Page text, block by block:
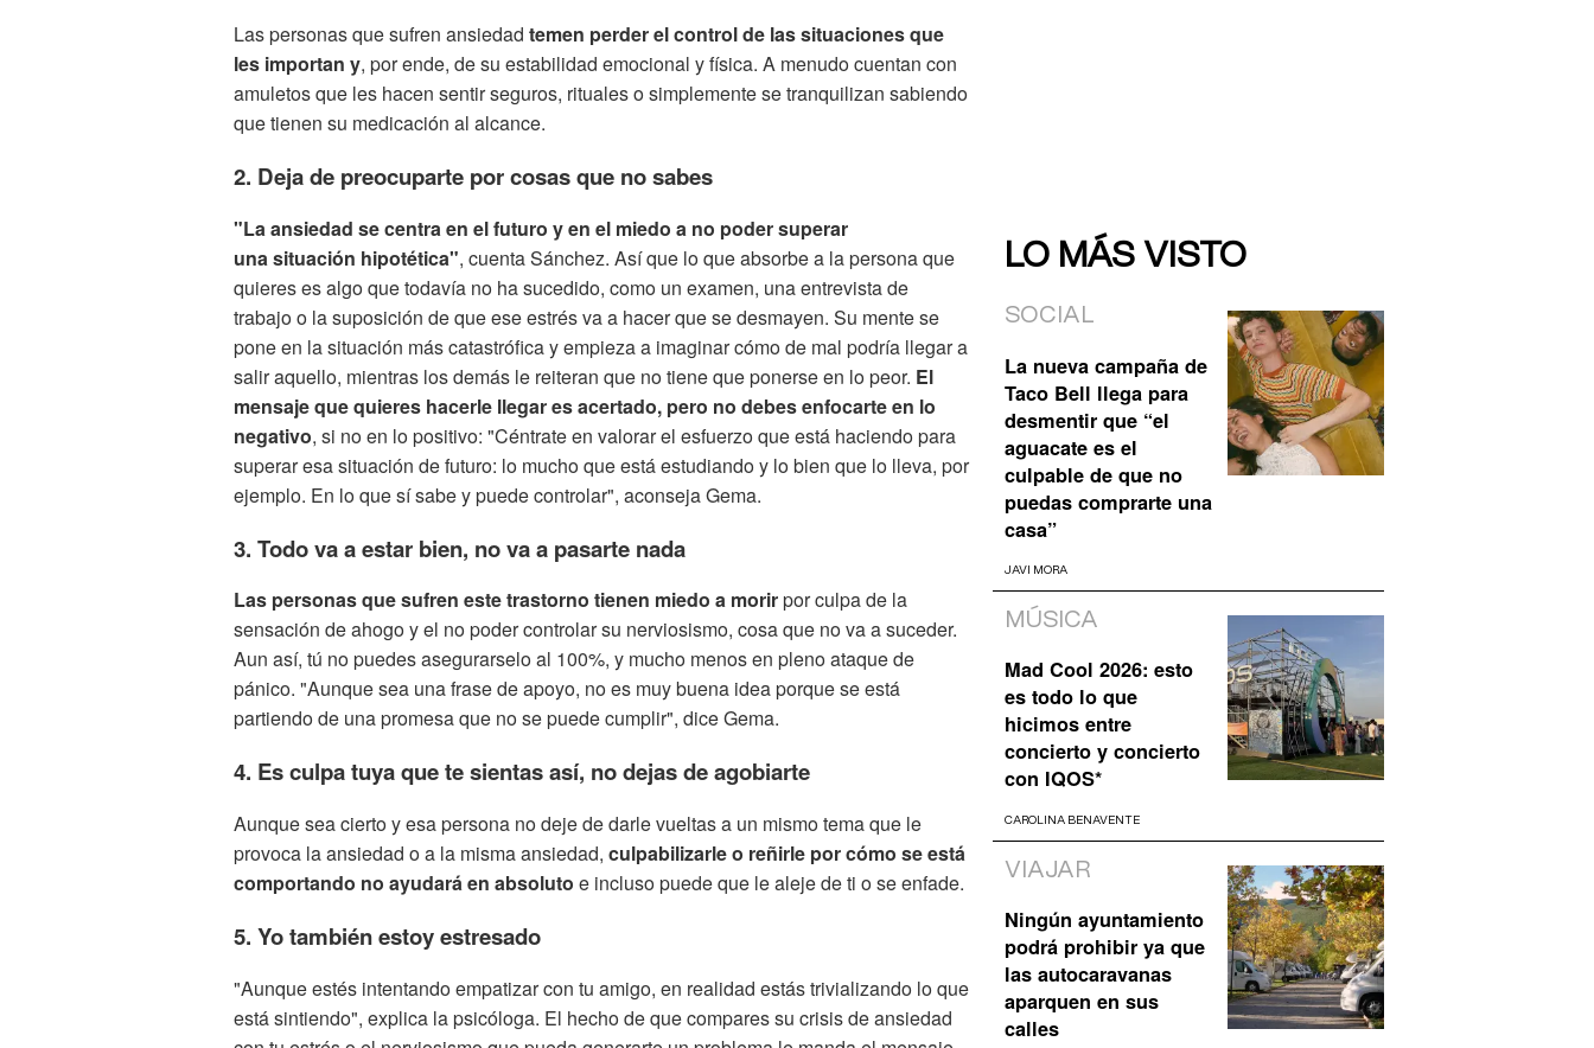
Las personas que sufren ansiedad temen perder el control de las situaciones que
les importan y, por ende, de su estabilidad emocional y física. A menudo cuentan con
amuletos que les hacen sentir seguros, rituales o simplemente se tranquilizan sabiendo
que tienen su medicación al alcance.
2. Deja de preocuparte por cosas que no sabes
"La ansiedad se centra en el futuro y en el miedo a no poder superar
una situación hipotética", cuenta Sánchez. Así que lo que absorbe a la persona que
quieres es algo que todavía no ha sucedido, como un examen, una entrevista de
trabajo o la suposición de que ese estrés va a hacer que se desmayen. Su mente se
pone en la situación más catastrófica y empieza a imaginar cómo de mal podría llegar a
salir aquello, mientras los demás le reiteran que no tiene que ponerse en lo peor. El
mensaje que quieres hacerle llegar es acertado, pero no debes enfocarte en lo
negativo, si no en lo positivo: "Céntrate en valorar el esfuerzo que está haciendo para
superar esa situación de futuro: lo mucho que está estudiando y lo bien que lo lleva, por
ejemplo. En lo que sí sabe y puede controlar", aconseja Gema.
3. Todo va a estar bien, no va a pasarte nada
Las personas que sufren este trastorno tienen miedo a morirpor culpa de la
sensación de ahogo y el no poder controlar su nerviosismo, cosa que no va a suceder.
Aun así, tú no puedes asegurarselo al 100%, y mucho menos en pleno ataque de
pánico. "Aunque sea una frase de apoyo, no es muy buena idea porque se está
partiendo de una promesa que no se puede cumplir", dice Gema.
4. Es culpa tuya que te sientas así, no dejas de agobiarte
Aunque sea cierto y esa persona no deje de darle vueltas a un mismo tema que le
provoca la ansiedad o a la misma ansiedad, culpabilizarle o reñirle por cómo se está
comportando no ayudará en absoluto e incluso puede que le aleje de ti o se enfade.
5. Yo también estoy estresado
"Aunque estés intentando empatizar con tu amigo, en realidad estás trivializando lo que
está sintiendo", explica la psicóloga. El hecho de que compares su crisis de ansiedad
LO MÁS VISTO
SOCIAL
La nueva campaña de
Taco Bell llega para
desmentir que “el
aguacate es el
culpable de que no
puedas comprarte una
casa”
JAVI MORA
MÚSICA
Mad Cool 2026: esto
es todo lo que
hicimos entre
concierto y concierto
con IQOS*
CAROLINA BENAVENTE
VIAJAR
Ningún ayuntamiento
podrá prohibir ya que
las autocaravanas
aparquen en sus
calles